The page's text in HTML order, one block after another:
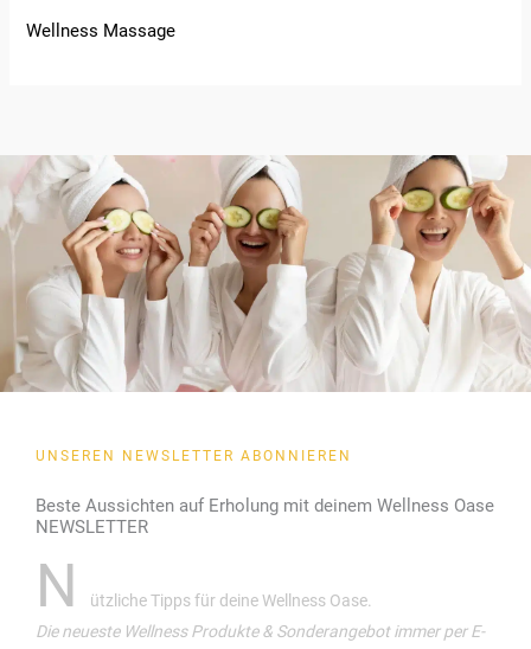
Wellness Massage
UNSEREN NEWSLETTER ABONNIEREN
Beste Aussichten auf Erholung mit deinem Wellness Oase
NEWSLETTER
N
ützliche Tipps für deine Wellness Oase.
Die neueste Wellness Produkte & Sonderangebot immer per E-